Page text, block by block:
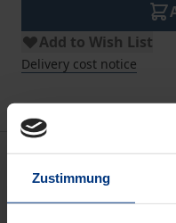
Zustimmung
Add to Wish List
Delivery cost notice
Description
Angeregt durch